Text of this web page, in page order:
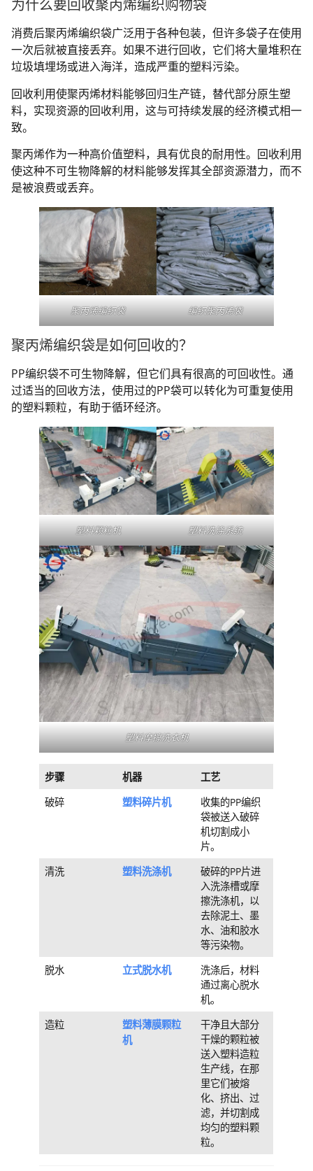
为什么要回收聚丙烯编织购物袋
消费后聚丙烯编织袋广泛用于各种包装，但许多袋子在使用
一次后就被直接丢弃。如果不进行回收，它们将大量堆积在
垃圾填埋场或进入海洋，造成严重的塑料污染。
回收利用使聚丙烯材料能够回归生产链，替代部分原生塑
料，实现资源的回收利用，这与可持续发展的经济模式相一
致。
聚丙烯作为一种高价值塑料，具有优良的耐用性。回收利用
使这种不可生物降解的材料能够发挥其全部资源潜力，而不
是被浪费或丢弃。
聚丙烯编织袋 编织聚丙烯袋
聚丙烯编织袋是如何回收的？
PP编织袋不可生物降解，但它们具有很高的可回收性。通
过适当的回收方法，使用过的PP袋可以转化为可重复使用
的塑料颗粒，有助于循环经济。
塑料颗粒机 塑料洗涤系统
塑料摩擦洗衣机
步骤 机器
工艺
破碎
塑料碎片机
收集的PP编织
袋被送入破碎
机切割成小
片。
清洗
塑料洗涤机
破碎的PP片进
入洗涤槽或摩
擦洗涤机，以
去除泥土、墨
水、油和胶水
等污染物。
脱水
立式脱水机
洗涤后，材料
通过离心脱水
机。
造粒
塑料薄膜颗粒
机
干净且大部分
干燥的颗粒被
送入塑料造粒
生产线，在那
里它们被熔
化、挤出、过
滤，并切割成
均匀的塑料颗
粒。